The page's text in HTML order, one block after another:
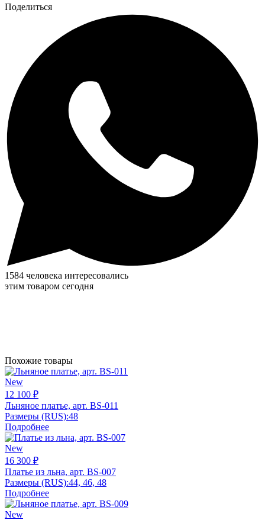
Поделиться
1584 человека интересовались
этим товаром сегодня
Похожие товары
New
12 100 ₽
Льняное платье, арт. BS-011
Размеры (RUS):48
Подробнее
New
16 300 ₽
Платье из льна, арт. BS-007
Размеры (RUS):44, 46, 48
Подробнее
New